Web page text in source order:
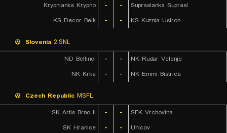
Krypnianka Krypno
- -
Supraslanka Suprasl
KS Decor Belk
- - KS Kuznia Ustron
Slovenia 2.SNL
ND Beltinci
- -
NK Rudar Velenje
NK Krka
- - NK Emmi Bistrica
Czech Republic MSFL
SK Artis Brno II
- -
SFK Vrchovina
SK Hranice
- - Unicov